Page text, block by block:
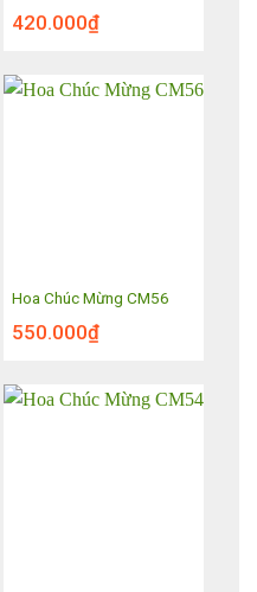
420.000₫
Hoa Chúc Mừng CM56
550.000₫